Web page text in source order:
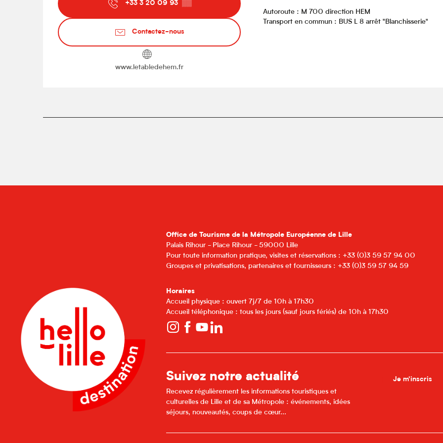
+33 3 20 09 93 ▒▒
Contactez-nous
www.letabledehem.fr
Autoroute : M 700 direction HEM
Transport en commun : BUS L 8 arrêt "Blanchisserie"
Office de Tourisme de la Métropole Européenne de Lille
Palais Rihour - Place Rihour - 59000 Lille
Pour toute information pratique, visites et réservations : +33 (0)3 59 57 94 00
Groupes et privatisations, partenaires et fournisseurs : +33 (0)3 59 57 94 59
Horaires
Accueil physique : ouvert 7j/7 de 10h à 17h30
Accueil téléphonique : tous les jours (sauf jours fériés) de 10h à 17h30
Suivez notre actualité
Recevez régulièrement les informations touristiques et
culturelles de Lille et de sa Métropole : événements, idées
séjours, nouveautés, coups de cœur...
Je m'inscris